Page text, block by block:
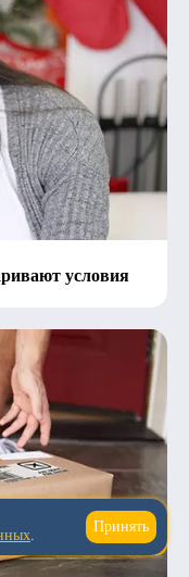
условия
↑
.
Принять